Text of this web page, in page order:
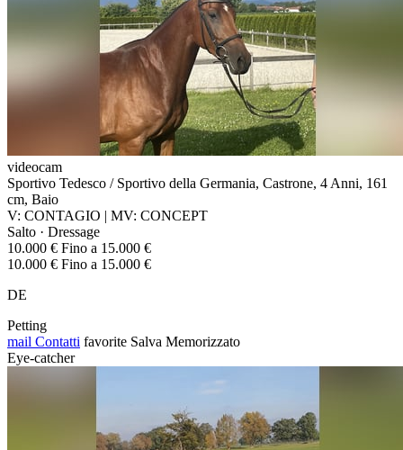
videocam
Sportivo Tedesco / Sportivo della Germania, Castrone, 4 Anni, 161
cm, Baio
V: CONTAGIO | MV: CONCEPT
Salto · Dressage
10.000 € Fino a 15.000 €
10.000 € Fino a 15.000 €
DE
Petting
mail Contatti favorite Salva Memorizzato
Eye-catcher